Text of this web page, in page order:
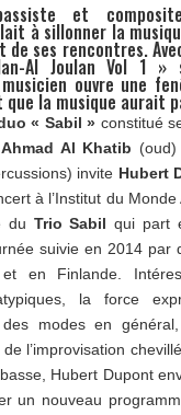
et
à sillonner la
de ses rencontres.
Al Joulan Vol 1
ouvre une
la musique aurait
« Sabil » constitué
Al Khatib
invite Hubert
à l’Institut du Monde
du Trio Sabil qui part
suivie en 2014 par
en Finlande.
la force
modes en général,
l’improvisation
Hubert Dupont
un nouveau